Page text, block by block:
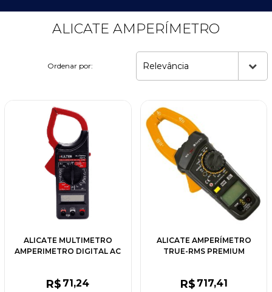
ALICATE AMPERÍMETRO
Ordenar por: Relevância
ALICATE MULTIMETRO
AMPERIMETRO DIGITAL AC
R$ 71,24
ALICATE AMPERÍMETRO
TRUE-RMS PREMIUM
R$ 717,41